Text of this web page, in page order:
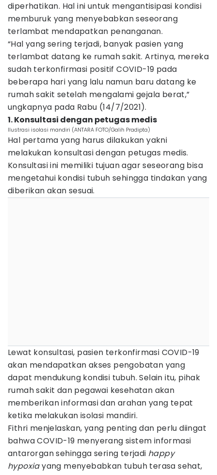
diperhatikan. Hal ini untuk mengantisipasi kondisi
memburuk yang menyebabkan seseorang
terlambat mendapatkan penanganan.
“Hal yang sering terjadi, banyak pasien yang
terlambat datang ke rumah sakit. Artinya, mereka
sudah terkonfirmasi positif COVID-19 pada
beberapa hari yang lalu namun baru datang ke
rumah sakit setelah mengalami gejala berat,”
ungkapnya pada Rabu (14/7/2021).
1. Konsultasi dengan petugas medis
Ilustrasi isolasi mandiri (ANTARA FOTO/Galih Pradipta)
Hal pertama yang harus dilakukan yakni
melakukan konsultasi dengan petugas medis.
Konsultasi ini memiliki tujuan agar seseorang bisa
mengetahui kondisi tubuh sehingga tindakan yang
diberikan akan sesuai.
Lewat konsultasi, pasien terkonfirmasi COVID-19
akan mendapatkan akses pengobatan yang
dapat mendukung kondisi tubuh. Selain itu, pihak
rumah sakit dan pegawai kesehatan akan
memberikan informasi dan arahan yang tepat
ketika melakukan isolasi mandiri.
Fithri menjelaskan, yang penting dan perlu diingat
bahwa COVID-19 menyerang sistem informasi
antarorgan sehingga sering terjadi happy
hypoxiayang menyebabkan tubuh terasa sehat,